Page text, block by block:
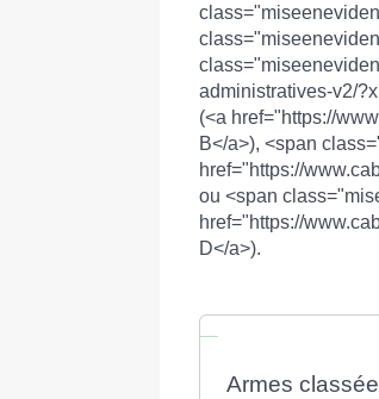
administratives-v2/
(<a href="https://
B</a>), <span
href="https://
ou <span
href="https://
D</a>).
Armes